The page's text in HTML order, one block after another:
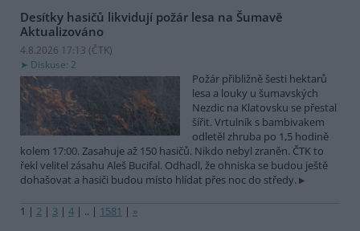
Desítky hasičů likvidují požár lesa na Šumavě
Aktualizováno
4.8.2026 17:13 (ČTK)
Diskuse: 2
Požár přibližně šesti hektarů
lesa a louky u šumavských
Nezdic na Klatovsku se přestal
šířit. Vrtulník s bambivakem
odletěl zhruba po 1,5 hodině
kolem 17:00. Zasahuje až 150 hasičů. Nikdo nebyl zraněn. ČTK to
řekl velitel zásahu Aleš Bucifal. Odhadl, že ohniska se budou ještě
dohašovat a hasiči budou místo hlídat přes noc do středy.
1 | 2 | 3 | 4 | .. | 1581 | »